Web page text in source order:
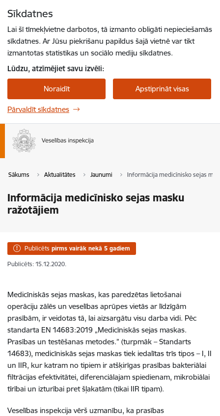
Sīkdatnes
Lai šī tīmekļvietne darbotos, tā izmanto obligāti nepieciešamās
sīkdatnes. Ar Jūsu piekrišanu papildus šajā vietnē var tikt
izmantotas statistikas un sociālo mediju sīkdatnes.
Lūdzu, atzīmējiet savu izvēli:
Noraidīt Apstiprināt visas
Pārvaldīt sīkdatnes
Sākums Aktualitātes Jaunumi Informācija medicīnisko sejas
Informācija medicīnisko sejas masku
ražotājiem
Publicēts pirms vairāk nekā 5 gadiem
Publicēts: 15.12.2020.
Medicīniskās sejas maskas, kas paredzētas lietošanai
operāciju zālēs un veselības aprūpes vietās ar līdzīgām
prasībām, ir veidotas tā, lai aizsargātu visu darba vidi. Pēc
standarta EN 14683:2019 „Medicīniskās sejas maskas.
Prasības un testēšanas metodes.” (turpmāk – Standarts
14683), medicīniskās sejas maskas tiek iedalītas trīs tipos – I, II
un IIR, kur katram no tipiem ir atšķirīgas prasības bakteriālai
filtrācijas efektivitātei, diferenciālajam spiedienam, mikrobiālai
tīrībai un izturībai pret šļakatām (tikai IIR tipam).
Veselības inspekcija vērš uzmanību, ka prasības